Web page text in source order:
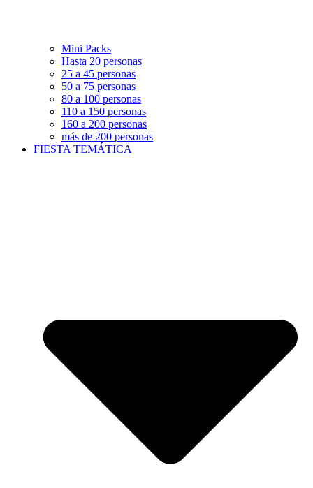
Mini Packs
Hasta 20 personas
25 a 45 personas
50 a 75 personas
80 a 100 personas
110 a 150 personas
160 a 200 personas
más de 200 personas
FIESTA TEMÁTICA